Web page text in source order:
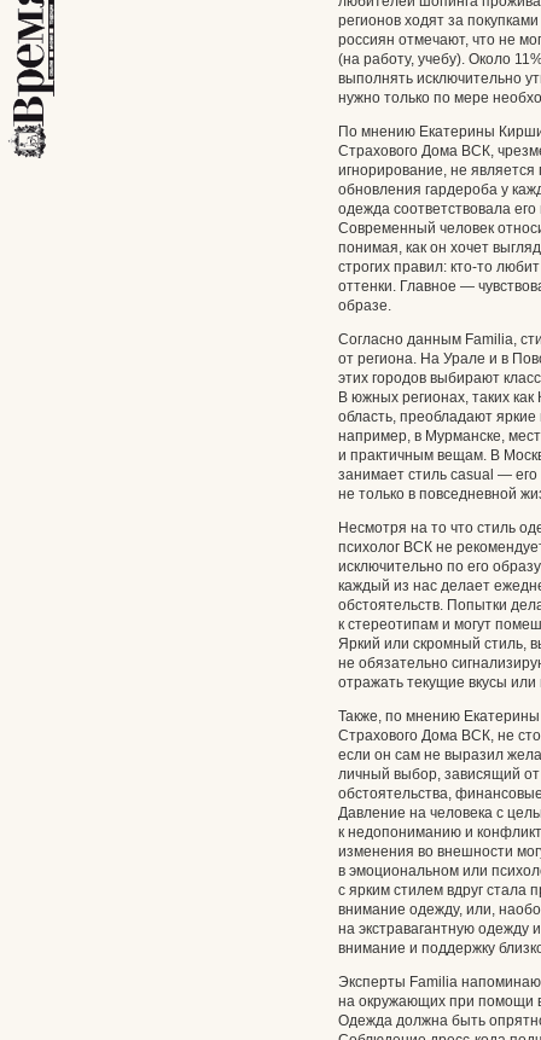
регионов ходят за
россиян отмечают, что не
(на работу, учебу). Около
выполнять исключительно
нужно только по мере
По мнению Екатерины
Страхового Дома ВСК,
игнорирование, не
обновления гардероба у
одежда соответствовала
Современный человек
понимая, как он хочет
строгих правил: кто-то
оттенки. Главное —
образе.
Согласно данным Familia,
от региона. На Урале и в
этих городов выбирают
В южных регионах, таких
область, преобладают
например, в Мурманске,
и практичным вещам. В
занимает стиль casual —
не только в повседневной
Несмотря на то что стиль
психолог ВСК не
исключительно по его
каждый из нас делает
обстоятельств. Попытки
к стереотипам и могут
Яркий или скромный стиль,
не обязательно
отражать текущие вкусы или
Также, по мнению Екатерины
Страхового Дома ВСК, не
если он сам не выразил
личный выбор, зависящий
обстоятельства,
Давление на человека с
к недопониманию и
изменения во внешности
в эмоциональном или
с ярким стилем вдруг
внимание одежду, или,
на экстравагантную одежду
внимание и поддержку
Эксперты Familia
на окружающих при помощи
Одежда должна быть